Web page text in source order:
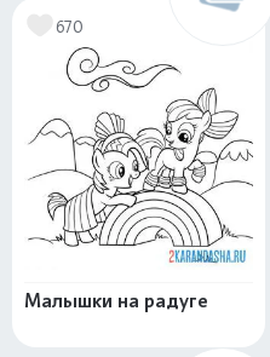
670
Малышки на радуге